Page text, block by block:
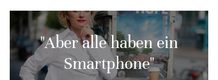
"Aber alle haben ein
Smartphone"